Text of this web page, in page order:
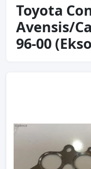
Toyota
Avensis/
96-00